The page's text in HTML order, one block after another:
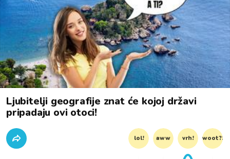
Ljubitelji geografije znat će kojoj državi
pripadaju ovi otoci!
lol! aww vrh! woot?!